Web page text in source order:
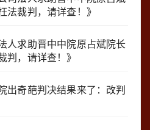
法裁判，请详查！ 》
人求助晋中中院原占斌院长
判，请详查！ 》
出奇葩判决结果来了：改判